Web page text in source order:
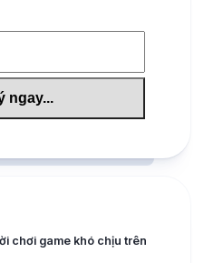
chơi game khó chịu trên